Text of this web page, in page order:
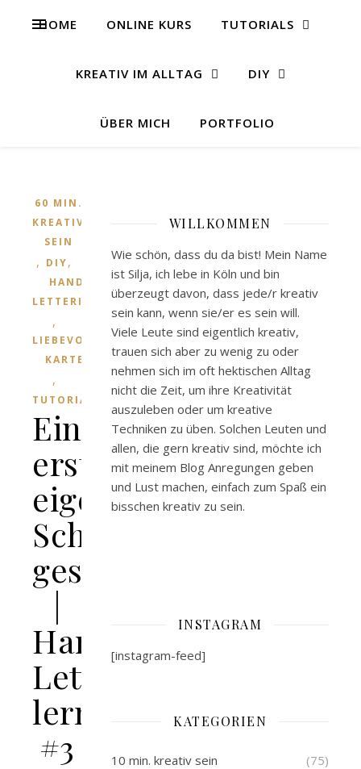
HOME ONLINE KURS TUTORIALS
KREATIV IM ALLTAG DIY
ÜBER MICH PORTFOLIO
60 MIN.
KREATIV
SEIN
, DIY,
HAND
LETTERING
,
LIEBEVOLLE
KARTEN
,
TUTORIALS
Eine
erste
eigene
Schrift
gestalten
|
Hand
Lettering
lernen
#3
WILLKOMMEN
Wie schön, dass du da bist! Mein Name
ist Silja, ich lebe in Köln und bin
überzeugt davon, dass jede/r kreativ
sein kann, wenn sie/er es sein will.
Viele Leute sind eigentlich kreativ,
trauen sich aber zu wenig zu oder
nehmen sich im oft hektischen Alltag
nicht die Zeit, um ihre Kreativität
auszuleben oder um kreative
Techniken zu üben. Solchen Leuten und
allen, die gern kreativ sind, möchte ich
mit meinem Blog Anregungen geben
und Lust machen, einfach zum Spaß ein
bisschen kreativ zu sein.
INSTAGRAM
[instagram-feed]
KATEGORIEN
10 min. kreativ sein (75)